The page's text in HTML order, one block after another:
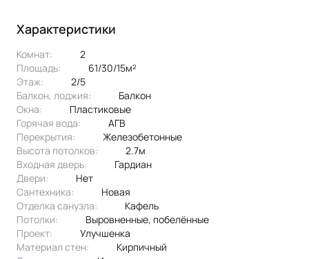
Характеристики
Комнат:
2
Площадь:
61/30/15м²
Этаж:
2/5
Балкон, лоджия:
балкон
Окна:
пластиковые
Горячая вода:
АГВ
Перекрытия:
железобетонные
Высота потолков:
2.7м
Входная дверь:
Гардиан
Двери:
нет
Сантехника:
новая
Отделка санузла:
кафель
Потолки:
выровненные, побелённые
Проект:
улучшенка
Материал стен:
Кирпичный